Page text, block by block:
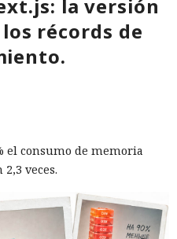
China toma
EE. UU. a
Networks
de repetir la triste suerte de
la versión
récords de
el consumo de memoria
veces.